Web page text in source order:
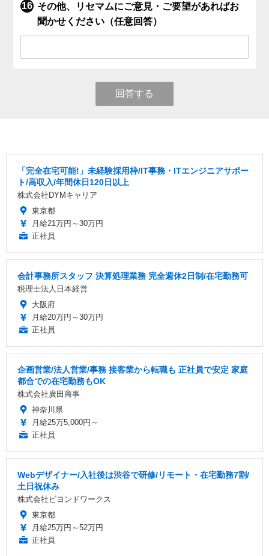
その他、リセマムにご意見・ご要望があればお
聞かせください（任意回答）
回答する
「完全在宅可能!」未経験採用枠/IT事務・ITエンジニアサポー
ト/高収入/年間休日120日以上
株式会社DYMキャリア
東京都
月給21万円～30万円
正社員
会計事務所スタッフ 決算処理業務 完全週休2日制/在宅勤務可
税理士法人日本経営
大阪府
月給20万円～30万円
正社員
企画営業/法人営業/事務 接客業から転職も 正社員で安定 家庭
都合での在宅勤務もOK
株式会社廣田商事
神奈川県
月給25万5,000円～
正社員
Webデザイナー/入社後は渋谷で研修/リモート・在宅勤務7割/
土日祝休み
株式会社ビヨンドワークス
東京都
月給25万円～52万円
正社員